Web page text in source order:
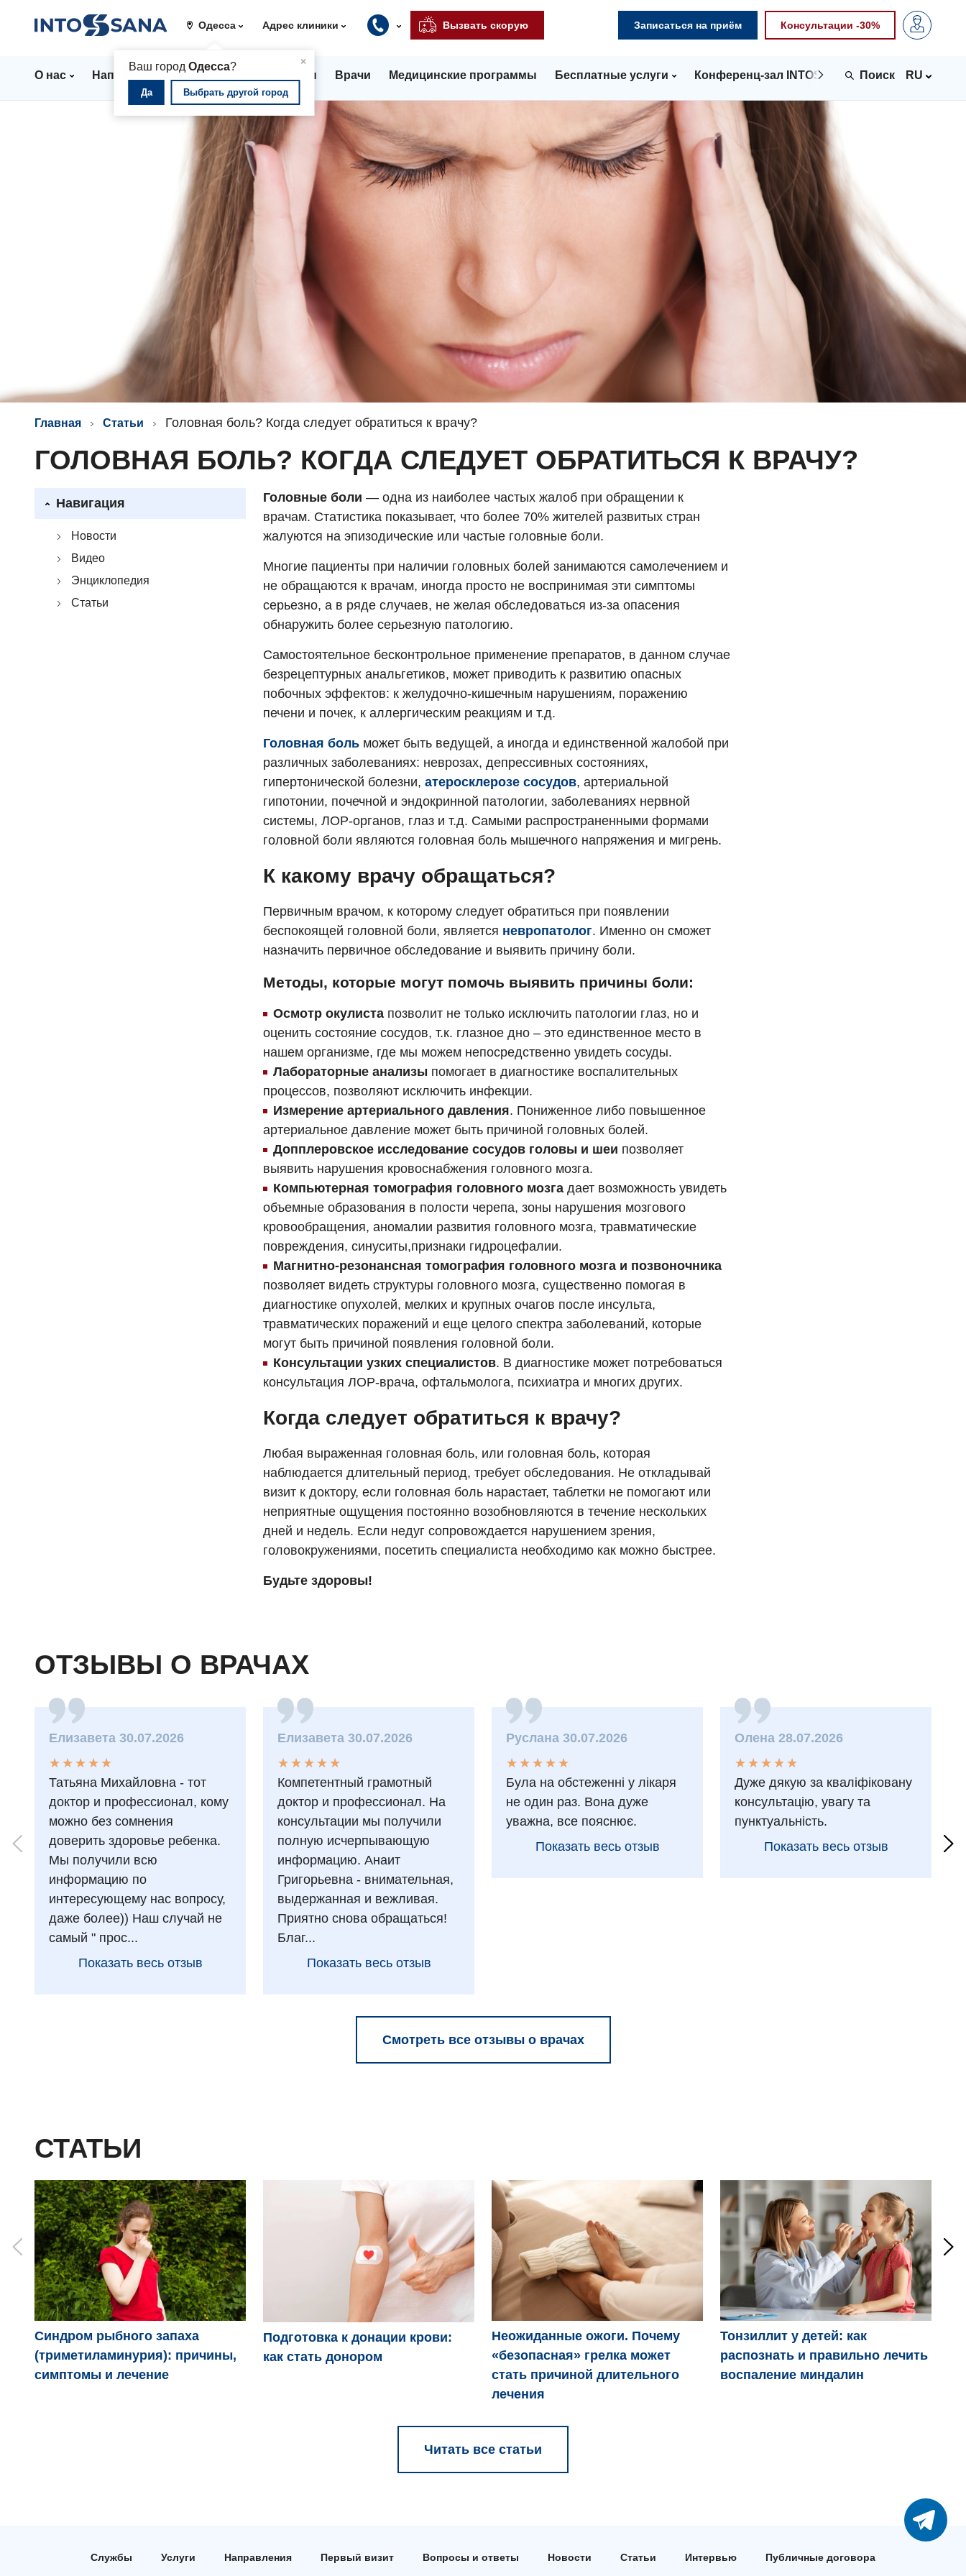
Одесса
×
Ваш город Одесса?
Да Выбрать другой город
Адрес клиники Вызвать скорую Записаться на приём Консультации -30%
О нас Направления Стационар Цены Врачи Медицинские программы Бесплатные услуги Конференц-зал INTOSPACE Контакты
RU
Главная Статьи Головная боль? Когда следует обратиться к врачу?
ГОЛОВНАЯ БОЛЬ? КОГДА СЛЕДУЕТ ОБРАТИТЬСЯ К ВРАЧУ?
Навигация
Новости
Видео
Энциклопедия
Статьи
Головные боли — одна из наиболее частых жалоб при обращении к
врачам. Статистика показывает, что более 70% жителей развитых стран
жалуются на эпизодические или частые головные боли.
Многие пациенты при наличии головных болей занимаются самолечением и
не обращаются к врачам, иногда просто не воспринимая эти симптомы
серьезно, а в ряде случаев, не желая обследоваться из-за опасения
обнаружить более серьезную патологию.
Самостоятельное бесконтрольное применение препаратов, в данном случае
безрецептурных анальгетиков, может приводить к развитию опасных
побочных эффектов: к желудочно-кишечным нарушениям, поражению
печени и почек, к аллергическим реакциям и т.д.
Головная боль может быть ведущей, а иногда и единственной жалобой при
различных заболеваниях: неврозах, депрессивных состояниях,
гипертонической болезни, атеросклерозе сосудов, артериальной
гипотонии, почечной и эндокринной патологии, заболеваниях нервной
системы, ЛОР-органов, глаз и т.д. Самыми распространенными формами
головной боли являются головная боль мышечного напряжения и мигрень.
К какому врачу обращаться?
Первичным врачом, к которому следует обратиться при появлении
беспокоящей головной боли, является невропатолог. Именно он сможет
назначить первичное обследование и выявить причину боли.
Методы, которые могут помочь выявить причины боли:
Осмотр окулиста позволит не только исключить патологии глаз, но и
оценить состояние сосудов, т.к. глазное дно – это единственное место в
нашем организме, где мы можем непосредственно увидеть сосуды.
Лабораторные анализы помогает в диагностике воспалительных
процессов, позволяют исключить инфекции.
Измерение артериального давления. Пониженное либо повышенное
артериальное давление может быть причиной головных болей.
Допплеровское исследование сосудов головы и шеи позволяет
выявить нарушения кровоснабжения головного мозга.
Компьютерная томография головного мозга дает возможность увидеть
объемные образования в полости черепа, зоны нарушения мозгового
кровообращения, аномалии развития головного мозга, травматические
повреждения, синуситы,признаки гидроцефалии.
Магнитно-резонансная томография головного мозга и позвоночника
позволяет видеть структуры головного мозга, существенно помогая в
диагностике опухолей, мелких и крупных очагов после инсульта,
травматических поражений и еще целого спектра заболеваний, которые
могут быть причиной появления головной боли.
Консультации узких специалистов. В диагностике может потребоваться
консультация ЛОР-врача, офтальмолога, психиатра и многих других.
Когда следует обратиться к врачу?
Любая выраженная головная боль, или головная боль, которая
наблюдается длительный период, требует обследования. Не откладывай
визит к доктору, если головная боль нарастает, таблетки не помогают или
неприятные ощущения постоянно возобновляются в течение нескольких
дней и недель. Если недуг сопровождается нарушением зрения,
головокружениями, посетить специалиста необходимо как можно быстрее.
Будьте здоровы!
ОТЗЫВЫ О ВРАЧАХ
Елизавета 30.07.2026
★
★
★
★
★
★ ★ ★ ★ ★
Татьяна Михайловна - тот
доктор и профессионал, кому
можно без сомнения
доверить здоровье ребенка.
Мы получили всю
информацию по
интересующему нас вопросу,
даже более)) Наш случай не
самый " прос...
Показать весь отзыв
Елизавета 30.07.2026
★
★
★
★
★
★ ★ ★ ★ ★
Компетентный грамотный
доктор и профессионал. На
консультации мы получили
полную исчерпывающую
информацию. Анаит
Григорьевна - внимательная,
выдержанная и вежливая.
Приятно снова обращаться!
Благ...
Показать весь отзыв
Руслана 30.07.2026
★
★
★
★
★
★ ★ ★ ★ ★
Була на обстеженні у лікаря
не один раз. Вона дуже
уважна, все пояснює.
Показать весь отзыв
Олена 28.07.2026
★
★
★
★
★
★ ★ ★ ★ ★
Дуже дякую за кваліфіковану
консультацію, увагу та
пунктуальність.
Показать весь отзыв
Смотреть все отзывы о врачах
СТАТЬИ
Синдром рыбного запаха
(триметиламинурия): причины,
симптомы и лечение
Подготовка к донации крови:
как стать донором
Неожиданные ожоги. Почему
«безопасная» грелка может
стать причиной длительного
лечения
Тонзиллит у детей: как
распознать и правильно лечить
воспаление миндалин
Читать все статьи
Службы Услуги Направления Первый визит Вопросы и ответы Новости Статьи Интервью Публичные договора